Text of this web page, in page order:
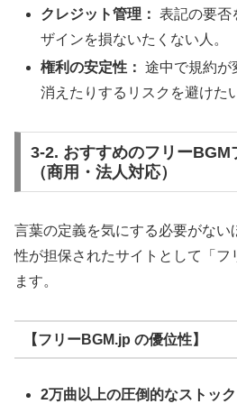
クレジット管理： 表記の要否
ザインを損ないたくない人。
権利の安定性： 途中で規約が
消えたりするリスクを避けた
3-2. おすすめのフリーBGM
（商用・法人対応）
言葉の定義を気にする必要がない
性が担保されたサイトとして「フ
ます。
【フリーBGM.jp の優位性】
2万曲以上の圧倒的なストック